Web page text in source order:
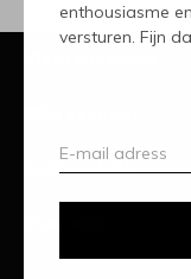
enthousiasme
versturen. Fijn
Categorieën